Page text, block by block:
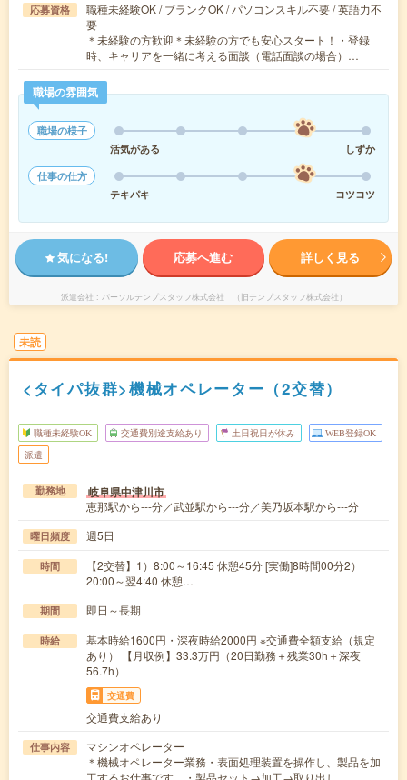
応募資格
職種未経験OK / ブランクOK / パソコンスキル不要 / 英語力不
要
＊未経験の方歓迎＊未経験の方でも安心スタート！・登録
時、キャリアを一緒に考える面談（電話面談の場合）…
職場の雰囲気
職場の様子
活気がある
しずか
仕事の仕方
テキパキ
コツコツ
気になる! 応募へ進む 詳しく見る
派遣会社 パーソルテンプスタッフ株式会社 （旧テンプスタッフ株式会社）
未読
<タイパ抜群>機械オペレーター（2交替）
職種未経験OK 交通費別途支給あり 土日祝日が休み WEB登録OK
派遣
勤務地 岐阜県中津川市
恵那駅から---分／武並駅から---分／美乃坂本駅から---分
曜日頻度 週5日
時間
【2交替】1）8:00～16:45 休憩45分 [実働]8時間00分2）
20:00～翌4:40 休憩…
期間 即日～長期
時給
基本時給1600円・深夜時給2000円 ※交通費全額支給（規定
あり） 【月収例】33.3万円（20日勤務＋残業30h＋深夜
56.7h）
交通費
交通費支給あり
仕事内容
マシンオペレーター
＊機械オペレーター業務・表面処理装置を操作し、製品を加
工するお仕事です。・製品セット→加工→取り出し…